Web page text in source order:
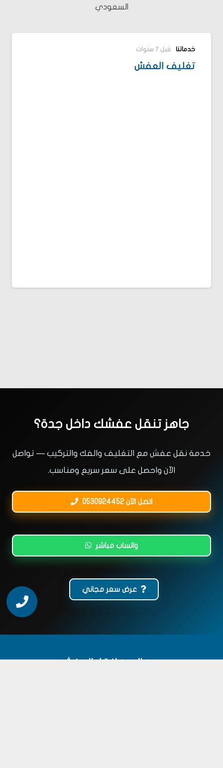
السعودي
خدماتنا قبل 7 سنوات
تغليف العفش
جاهز تنقل عفشك داخل جدة؟
خدمة نقل عفش مع التغليف والفك والتركيب — تواصل
الآن واحصل على سعر سريع ومناسب.
اتصل الآن 0530924452
واتساب مباشر
عرض سعر مجاني
عين العين لنقل العفش